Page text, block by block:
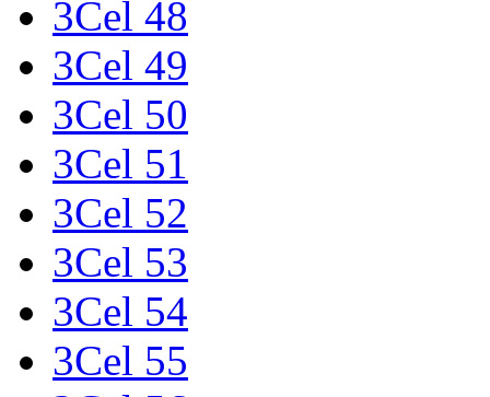
3Cel 48
3Cel 49
3Cel 50
3Cel 51
3Cel 52
3Cel 53
3Cel 54
3Cel 55